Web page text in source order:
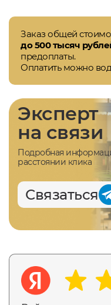
Заказ общей
до 500 тысяч
предоплаты.
Оплатить можно
Эксперт
на связи
Подробная
расстоянии клика
Связаться